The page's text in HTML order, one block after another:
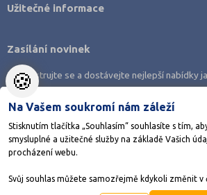
Svitavy (4)
Šumperk (4)
Tábor (4)
Teplice (4)
Stáhněte si aplikaci Adresář
Užitečné informace
Zasílání novinek
Zaregistrujte se a dostávejte nejlepší nabídky
AMOS KamPoMaturite.cz, s.r.o.,
🍪
Na Vašem soukromí nám záleží
Stisknutím tlačítka „Souhlasím“ souhlasíte s tím,
smysluplné a užitečné služby na základě Vašich
procházení webu.
Svůj souhlas můžete samozřejmě kdykoli změnit v